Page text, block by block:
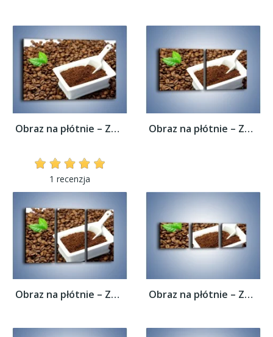
Obraz na płótnie – Zmielona kawa –...
1 recenzja
Obraz na płótnie – Zmielona kawa –...
Obraz na płótnie – Zmielona kawa –... Obraz na płótnie – Zmielona kawa –...